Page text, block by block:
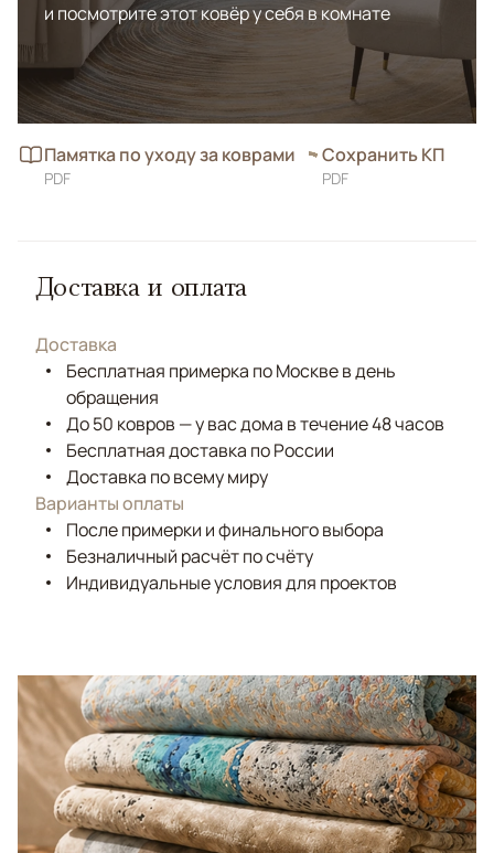
и посмотрите этот ковёр у себя в комнате
Памятка по уходу за коврами
PDF
Сохранить КП
PDF
Доставка и оплата
Доставка
Бесплатная примерка по Москве в день
обращения
До 50 ковров — у вас дома в течение 48 часов
Бесплатная доставка по России
Доставка по всему миру
Варианты оплаты
После примерки и финального выбора
Безналичный расчёт по счёту
Индивидуальные условия для проектов